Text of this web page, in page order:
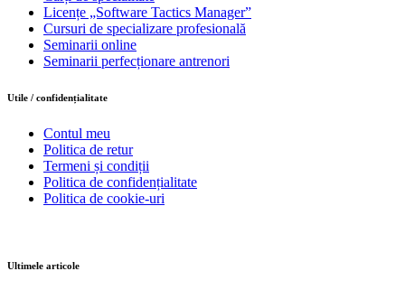
Licențe „Software Tactics Manager”
Cursuri de specializare profesională
Seminarii online
Seminarii perfecționare antrenori
Utile / confidențialitate
Contul meu
Politica de retur
Termeni și condiții
Politica de confidențialitate
Politica de cookie-uri
Ultimele articole